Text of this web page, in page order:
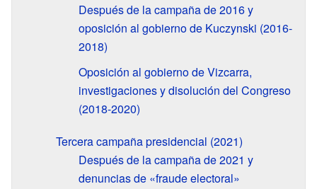
Después de la campaña de 2016 y
oposición al gobierno de Kuczynski (2016-
2018)
Oposición al gobierno de Vizcarra,
investigaciones y disolución del Congreso
(2018-2020)
Tercera campaña presidencial (2021)
Después de la campaña de 2021 y
denuncias de «fraude electoral»